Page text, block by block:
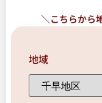
＼こちらから
地域